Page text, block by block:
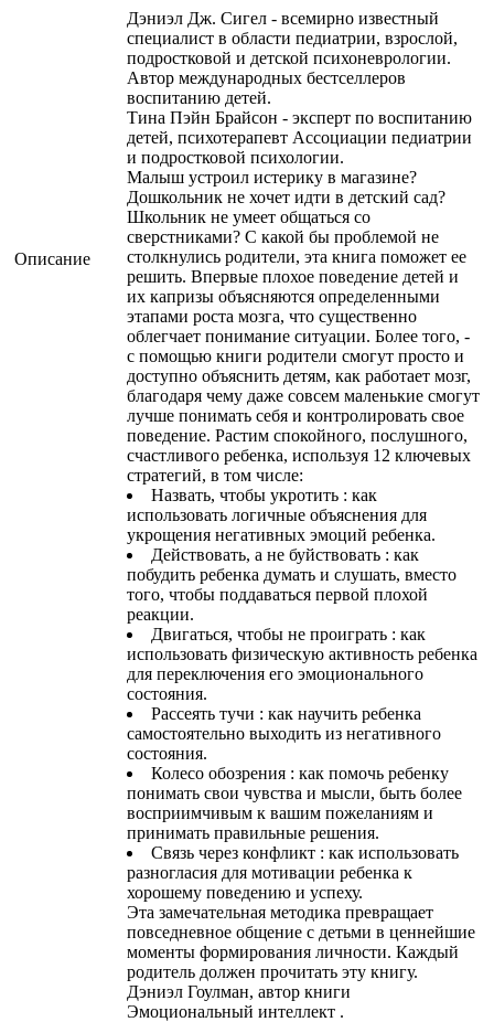
Описание
Дэниэл Дж. Сигел - всемирно известный
специалист в области педиатрии, взрослой,
подростковой и детской психоневрологии.
Автор международных бестселлеров
воспитанию детей.
Тина Пэйн Брайсон - эксперт по воспитанию
детей, психотерапевт Ассоциации педиатрии
и подростковой психологии.
Малыш устроил истерику в магазине?
Дошкольник не хочет идти в детский сад?
Школьник не умеет общаться со
сверстниками? С какой бы проблемой не
столкнулись родители, эта книга поможет ее
решить. Впервые плохое поведение детей и
их капризы объясняются определенными
этапами роста мозга, что существенно
облегчает понимание ситуации. Более того, -
с помощью книги родители смогут просто и
доступно объяснить детям, как работает мозг,
благодаря чему даже совсем маленькие смогут
лучше понимать себя и контролировать свое
поведение. Растим спокойного, послушного,
счастливого ребенка, используя 12 ключевых
стратегий, в том числе:
Назвать, чтобы укротить : как
использовать логичные объяснения для
укрощения негативных эмоций ребенка.
Действовать, а не буйствовать : как
побудить ребенка думать и слушать, вместо
того, чтобы поддаваться первой плохой
реакции.
Двигаться, чтобы не проиграть : как
использовать физическую активность ребенка
для переключения его эмоционального
состояния.
Рассеять тучи : как научить ребенка
самостоятельно выходить из негативного
состояния.
Колесо обозрения : как помочь ребенку
понимать свои чувства и мысли, быть более
восприимчивым к вашим пожеланиям и
принимать правильные решения.
Связь через конфликт : как использовать
разногласия для мотивации ребенка к
хорошему поведению и успеху.
Эта замечательная методика превращает
повседневное общение с детьми в ценнейшие
моменты формирования личности. Каждый
родитель должен прочитать эту книгу.
Дэниэл Гоулман, автор книги
Эмоциональный интеллект .